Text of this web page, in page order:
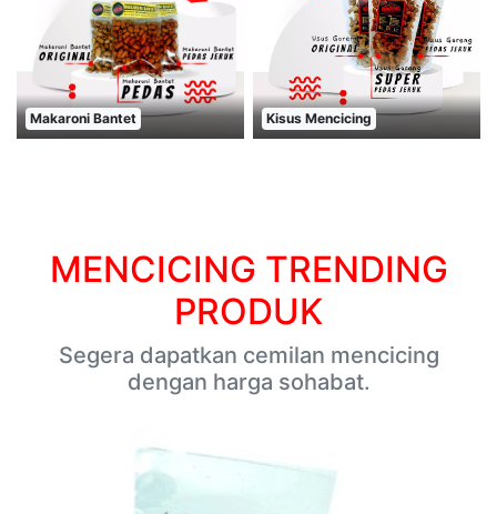
Makaroni Bantet Kisus Mencicing
MENCICING TRENDING
PRODUK
Segera dapatkan cemilan mencicing
dengan harga sohabat.